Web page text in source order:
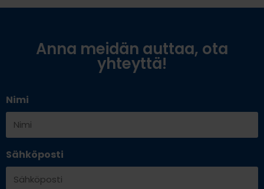
Anna meidän auttaa, ota
yhteyttä!
Nimi
Sähköposti